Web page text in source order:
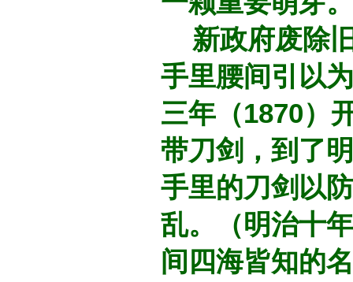
新政府废除
手里腰间引以
三年（1870）
带刀剑，到了
手里的刀剑以
乱。（明治十
间四海皆知的